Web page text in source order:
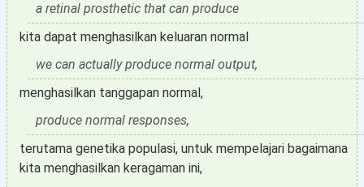
a retinal prosthetic that can produce
kita dapat menghasilkan keluaran normal
we can actually produce normal output,
menghasilkan tanggapan normal,
produce normal responses,
terutama genetika populasi, untuk mempelajari bagaimana
kita menghasilkan keragaman ini,